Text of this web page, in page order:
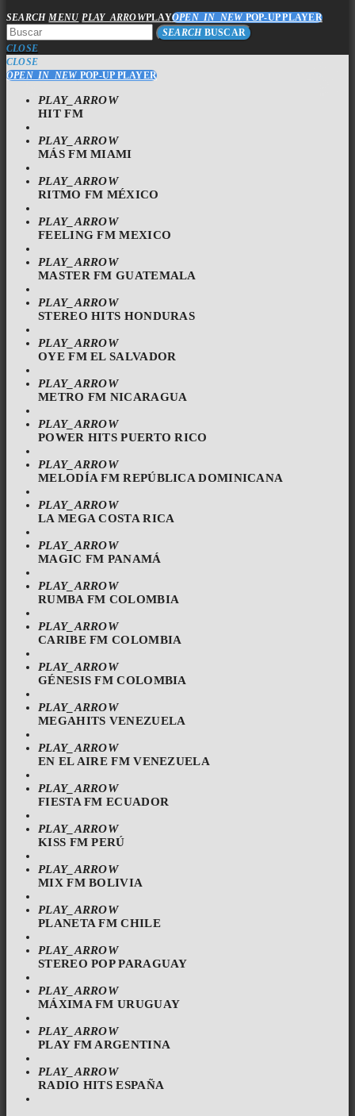
SEARCH MENU PLAY_ARROWPLAYOPEN_IN_NEWPOP-UP PLAYER
SEARCHBUSCAR
CLOSE
CLOSE
OPEN_IN_NEWPOP-UP PLAYER
PLAY_ARROW
HIT FM
PLAY_ARROW
MÁS FM MIAMI
PLAY_ARROW
RITMO FM MÉXICO
PLAY_ARROW
FEELING FM MEXICO
PLAY_ARROW
MASTER FM GUATEMALA
PLAY_ARROW
STEREO HITS HONDURAS
PLAY_ARROW
OYE FM EL SALVADOR
PLAY_ARROW
METRO FM NICARAGUA
PLAY_ARROW
POWER HITS PUERTO RICO
PLAY_ARROW
MELODÍA FM REPÚBLICA DOMINICANA
PLAY_ARROW
LA MEGA COSTA RICA
PLAY_ARROW
MAGIC FM PANAMÁ
PLAY_ARROW
RUMBA FM COLOMBIA
PLAY_ARROW
CARIBE FM COLOMBIA
PLAY_ARROW
GÉNESIS FM COLOMBIA
PLAY_ARROW
MEGAHITS VENEZUELA
PLAY_ARROW
EN EL AIRE FM VENEZUELA
PLAY_ARROW
FIESTA FM ECUADOR
PLAY_ARROW
KISS FM PERÚ
PLAY_ARROW
MIX FM BOLIVIA
PLAY_ARROW
PLANETA FM CHILE
PLAY_ARROW
STEREO POP PARAGUAY
PLAY_ARROW
MÁXIMA FM URUGUAY
PLAY_ARROW
PLAY FM ARGENTINA
PLAY_ARROW
RADIO HITS ESPAÑA